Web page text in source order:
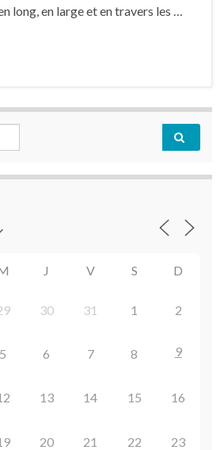
long, en large et en travers les …
J V S D
30 31 1 2
5 6 7 8 9
13 14 15 16
20 21 22 23